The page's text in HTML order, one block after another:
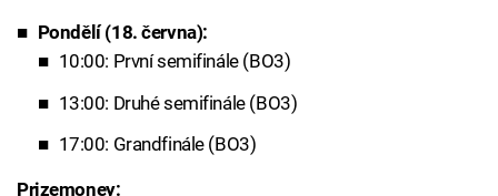
Pondělí (18. června):
10:00: První semifinále (BO3)
13:00: Druhé semifinále (BO3)
17:00: Grandfinále (BO3)
Prizemoney: